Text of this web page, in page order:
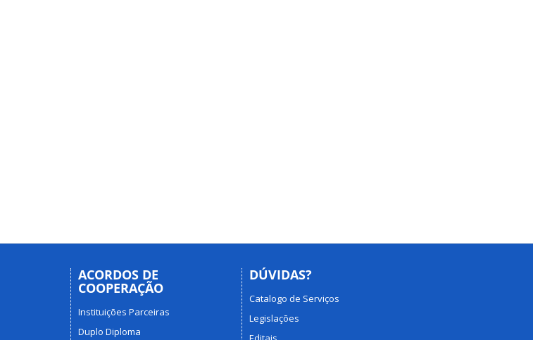
ACORDOS DE
COOPERAÇÃO
Instituições Parceiras
Duplo Diploma
DÚVIDAS?
Catalogo de Serviços
Legislações